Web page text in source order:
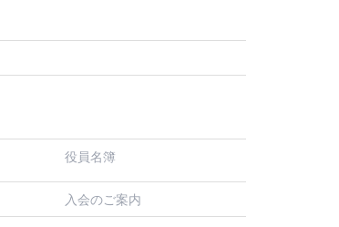
役員名簿
入会のご案内